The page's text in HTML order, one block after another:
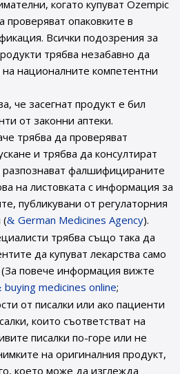
когато купуват Ozempic
проверяват опаковките в
Всички подозрения за
трябва незабавно да
националните компетентни
че засегнат продукт е бил
от законни аптеки.
трябва да проверяват
и трябва да консултират
разпознават фалшифицираните
на листовката с информация за
публикувани от регулаторния
(
German Medicines Agency).
трябва също така да
да купуват лекарства само
(За повече информация вижте
buying medicines online;
от писалки или ако пациенти
които съответстват на
писалки по-горе или не
на оригиналния продукт,
което може да изглежда